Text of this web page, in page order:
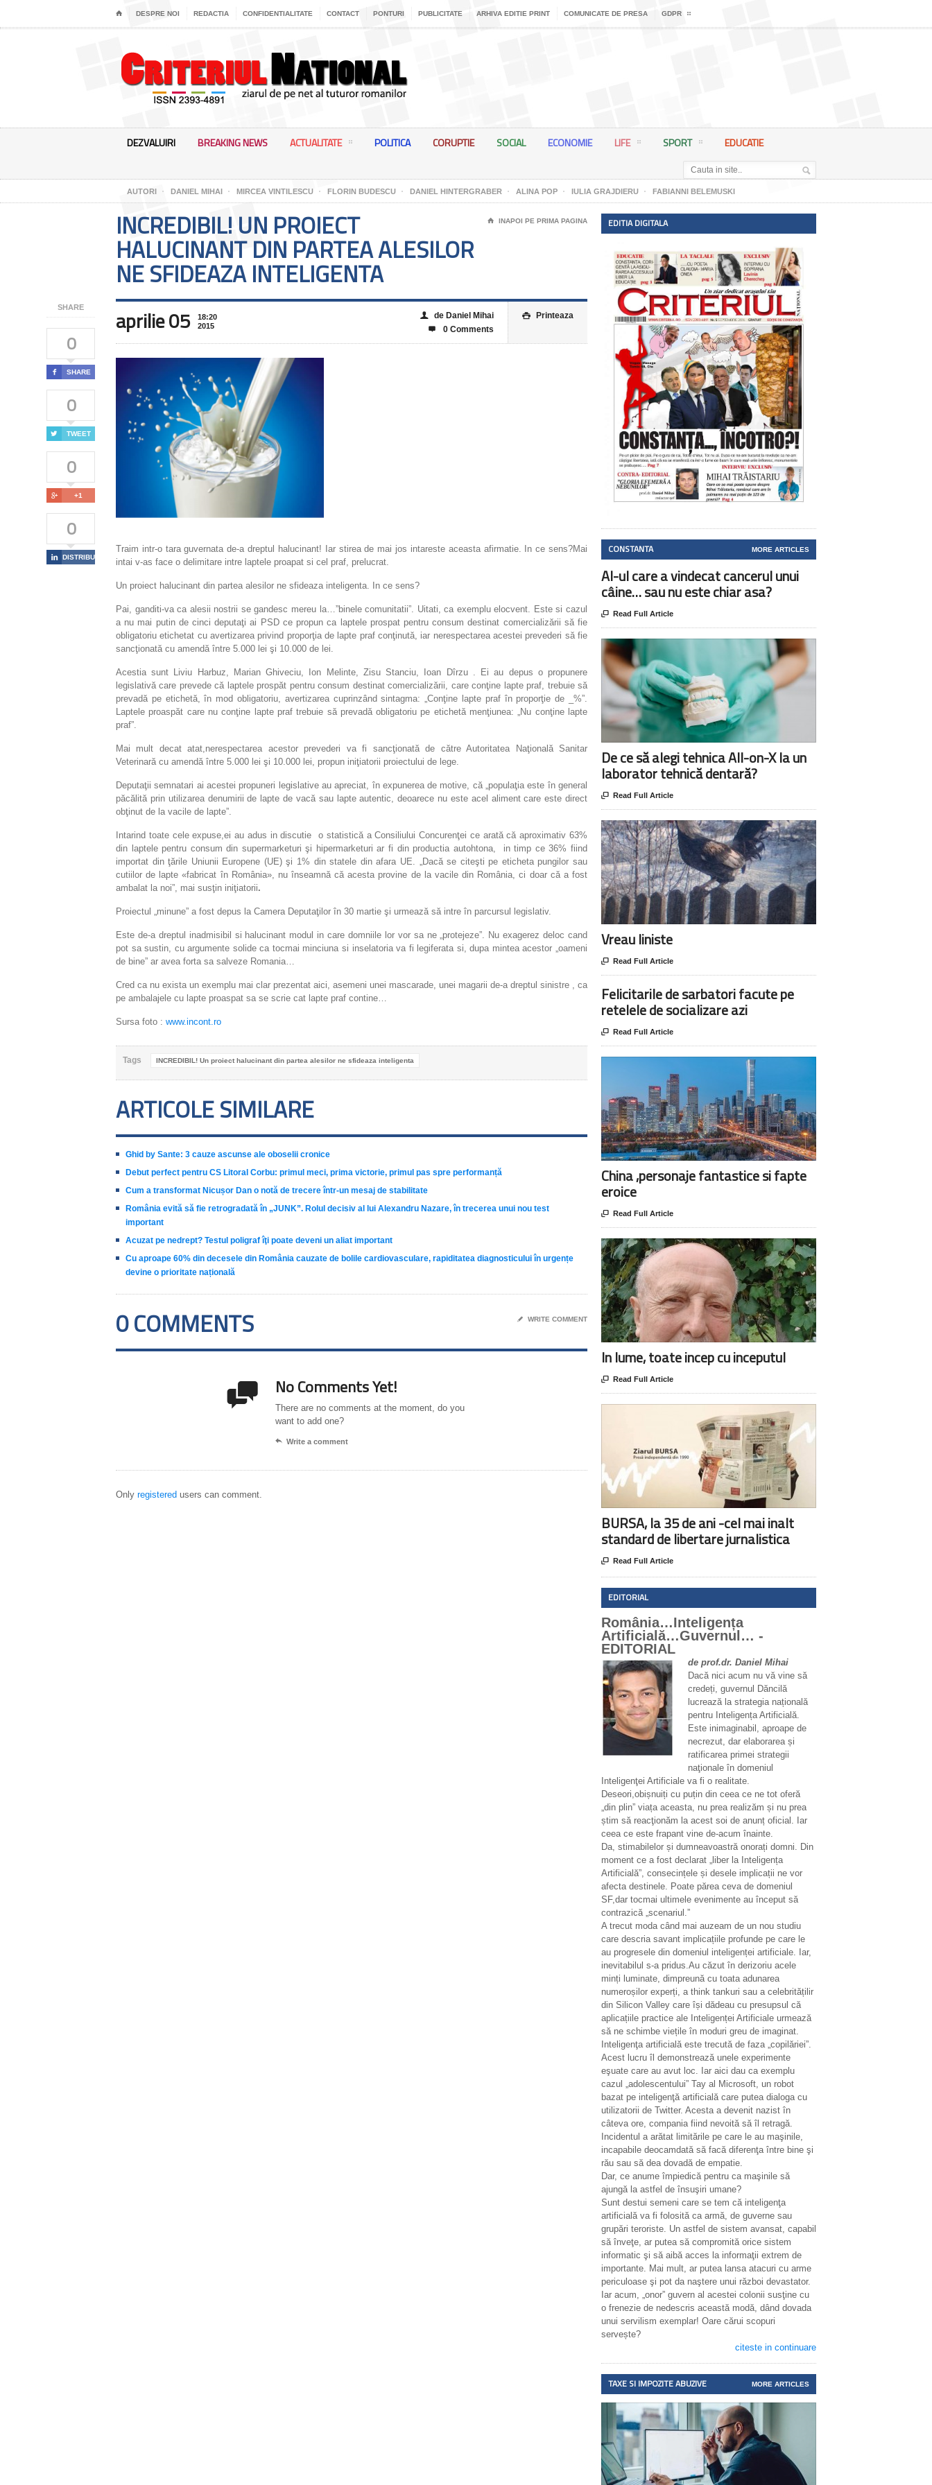
⌂ DESPRE NOI REDACTIA CONFIDENTIALITATE CONTACT PONTURI PUBLICITATE ARHIVA EDITIE PRINT COMUNICATE DE PRESA GDPR
DEZVALUIRI BREAKING NEWS ACTUALITATE POLITICA CORUPTIE SOCIAL ECONOMIE LIFE SPORT EDUCATIE
AUTORI DANIEL MIHAI MIRCEA VINTILESCU FLORIN BUDESCU DANIEL HINTERGRABER ALINA POP IULIA GRAJDIERU FABIANNI BELEMUSKI
SHARE
0
 SHARE
0
 TWEET
0
 +1
0
 DISTRIBUIE
INCREDIBIL! UN PROIECT
HALUCINANT DIN PARTEA ALESILOR
NE SFIDEAZA INTELIGENTA
⌂ INAPOI PE PRIMA PAGINA
aprilie 05
18:20
2015
 Printeaza
👤 de Daniel Mihai
 0 Comments
Traim intr-o tara guvernata de-a dreptul halucinant! Iar stirea de mai jos intareste aceasta afirmatie. In ce sens?Mai
intai v-as face o delimitare intre laptele proapat si cel praf, prelucrat.
Un proiect halucinant din partea alesilor ne sfideaza inteligenta. In ce sens?
Pai, ganditi-va ca alesii nostrii se gandesc mereu la…”binele comunitatii”. Uitati, ca exemplu elocvent. Este si cazul
a nu mai putin de cinci deputaţi ai PSD ce propun ca laptele prospat pentru consum destinat comercializării să fie
obligatoriu etichetat cu avertizarea privind proporţia de lapte praf conţinută, iar nerespectarea acestei prevederi să fie
sancţionată cu amendă între 5.000 lei şi 10.000 de lei.
Acestia sunt Liviu Harbuz, Marian Ghiveciu, Ion Melinte, Zisu Stanciu, Ioan Dîrzu . Ei au depus o propunere
legislativă care prevede că laptele prospăt pentru consum destinat comercializării, care conţine lapte praf, trebuie să
prevadă pe etichetă, în mod obligatoriu, avertizarea cuprinzând sintagma: „Conţine lapte praf în proporţie de _%”.
Laptele proaspăt care nu conţine lapte praf trebuie să prevadă obligatoriu pe etichetă menţiunea: „Nu conţine lapte
praf”.
Mai mult decat atat,nerespectarea acestor prevederi va fi sancţionată de către Autoritatea Naţională Sanitar
Veterinară cu amendă între 5.000 lei şi 10.000 lei, propun iniţiatorii proiectului de lege.
Deputaţii semnatari ai acestei propuneri legislative au apreciat, în expunerea de motive, că „populaţia este în general
păcălită prin utilizarea denumirii de lapte de vacă sau lapte autentic, deoarece nu este acel aliment care este direct
obţinut de la vacile de lapte”.
Intarind toate cele expuse,ei au adus in discutie o statistică a Consiliului Concurenţei ce arată că aproximativ 63%
din laptele pentru consum din supermarketuri şi hipermarketuri ar fi din productia autohtona, in timp ce 36% fiind
importat din ţările Uniunii Europene (UE) şi 1% din statele din afara UE. „Dacă se citeşti pe eticheta pungilor sau
cutiilor de lapte «fabricat în România», nu înseamnă că acesta provine de la vacile din România, ci doar că a fost
ambalat la noi”, mai susţin iniţiatorii.
Proiectul „minune” a fost depus la Camera Deputaţilor în 30 martie şi urmează să intre în parcursul legislativ.
Este de-a dreptul inadmisibil si halucinant modul in care domniile lor vor sa ne „protejeze”. Nu exagerez deloc cand
pot sa sustin, cu argumente solide ca tocmai minciuna si inselatoria va fi legiferata si, dupa mintea acestor „oameni
de bine” ar avea forta sa salveze Romania…
Cred ca nu exista un exemplu mai clar prezentat aici, asemeni unei mascarade, unei magarii de-a dreptul sinistre , ca
pe ambalajele cu lapte proaspat sa se scrie cat lapte praf contine…
Sursa foto : www.incont.ro
Tags INCREDIBIL! Un proiect halucinant din partea alesilor ne sfideaza inteligenta
ARTICOLE SIMILARE
Ghid by Sante: 3 cauze ascunse ale oboselii cronice
Debut perfect pentru CS Litoral Corbu: primul meci, prima victorie, primul pas spre performanță
Cum a transformat Nicușor Dan o notă de trecere într-un mesaj de stabilitate
România evită să fie retrogradată în „JUNK”. Rolul decisiv al lui Alexandru Nazare, în trecerea unui nou test
important
Acuzat pe nedrept? Testul poligraf îţi poate deveni un aliat important
Cu aproape 60% din decesele din România cauzate de bolile cardiovasculare, rapiditatea diagnosticului în urgențe
devine o prioritate națională
0 COMMENTS ✎ WRITE COMMENT
 No Comments Yet!
There are no comments at the moment, do you
want to add one?
 Write a comment
Only registered users can comment.
EDITIA DIGITALA
CONSTANTA MORE ARTICLES
AI-ul care a vindecat cancerul unui
câine… sau nu este chiar asa?
 Read Full Article
De ce să alegi tehnica All-on-X la un
laborator tehnică dentară?
 Read Full Article
Vreau liniste
 Read Full Article
Felicitarile de sarbatori facute pe
retelele de socializare azi
 Read Full Article
China ,personaje fantastice si fapte
eroice
 Read Full Article
In lume, toate incep cu inceputul
 Read Full Article
BURSA, la 35 de ani -cel mai inalt
standard de libertare jurnalistica
 Read Full Article
EDITORIAL
România…Inteligența
Artificială…Guvernul… -
EDITORIAL
de prof.dr. Daniel Mihai
Dacă nici acum nu vă vine să
credeți, guvernul Dăncilă
lucrează la strategia națională
pentru Inteligența Artificială.
Este inimaginabil, aproape de
necrezut, dar elaborarea și
ratificarea primei strategii
naţionale în domeniul
Inteligenţei Artificiale va fi o realitate.
Deseori,obișnuiți cu puțin din ceea ce ne tot oferă
„din plin” viața aceasta, nu prea realizăm și nu prea
știm să reacţionăm la acest soi de anunț oficial. Iar
ceea ce este frapant vine de-acum înainte.
Da, stimabilelor și dumneavoastră onorați domni. Din
moment ce a fost declarat „liber la Inteligența
Artificială”, consecințele și desele implicații ne vor
afecta destinele. Poate părea ceva de domeniul
SF,dar tocmai ultimele evenimente au început să
contrazică „scenariul.”
A trecut moda când mai auzeam de un nou studiu
care descria savant implicațiile profunde pe care le
au progresele din domeniul inteligenței artificiale. Iar,
inevitabilul s-a pridus.Au căzut în derizoriu acele
minți luminate, dimpreună cu toata adunarea
numeroșilor experți, a think tankuri sau a celebritățilir
din Silicon Valley care își dădeau cu presupsul că
aplicațiile practice ale Inteligenței Artificiale urmează
să ne schimbe viețile în moduri greu de imaginat.
Inteligenţa artificială este trecută de faza „copilăriei”.
Acest lucru îl demonstrează unele experimente
eşuate care au avut loc. Iar aici dau ca exemplu
cazul „adolescentului” Tay al Microsoft, un robot
bazat pe inteligenţă artificială care putea dialoga cu
utilizatorii de Twitter. Acesta a devenit nazist în
câteva ore, compania fiind nevoită să îl retragă.
Incidentul a arătat limitările pe care le au maşinile,
incapabile deocamdată să facă diferenţa între bine şi
rău sau să dea dovadă de empatie.
Dar, ce anume împiedică pentru ca maşinile să
ajungă la astfel de însuşiri umane?
Sunt destui semeni care se tem că inteligenţa
artificială va fi folosită ca armă, de guverne sau
grupări teroriste. Un astfel de sistem avansat, capabil
să înveţe, ar putea să compromită orice sistem
informatic şi să aibă acces la informaţii extrem de
importante. Mai mult, ar putea lansa atacuri cu arme
periculoase şi pot da naştere unui război devastator.
Iar acum, „onor” guvern al acestei colonii susţine cu
o frenezie de nedescris această modă, dând dovada
unui servilism exemplar! Oare cărui scopuri
servește?
citeste in continuare
TAXE SI IMPOZITE ABUZIVE MORE ARTICLES